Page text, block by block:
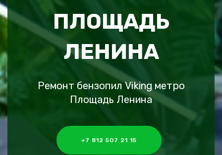
ПЛОЩАДЬ
ЛЕНИНА
Ремонт бензопил Viking метро
Площадь Ленина
+7 812 507 21 15